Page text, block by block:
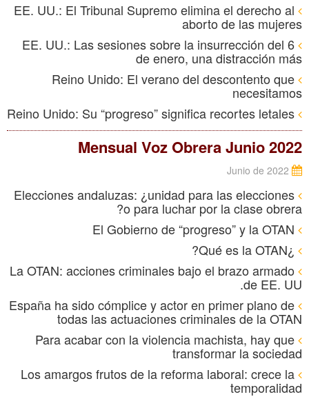
EE. UU.: El Tribunal Supremo elimina el derecho al
aborto de las mujeres
EE. UU.: Las sesiones sobre la insurrección del 6
de enero, una distracción más
Reino Unido: El verano del descontento que
necesitamos
Mensual Voz Obrera Junio 2022
Elecciones andaluzas: ¿unidad para las elecciones
o para luchar por la clase obrera?
¿Qué es la OTAN?
La OTAN: acciones criminales bajo el brazo armado
de EE. UU.
España ha sido cómplice y actor en primer plano de
todas las actuaciones criminales de la OTAN
Para acabar con la violencia machista, hay que
transformar la sociedad
Los amargos frutos de la reforma laboral: crece la
temporalidad